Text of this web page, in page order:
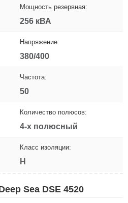
Мощность резервная:
256 кВА
Напряжение:
380/400
Частота:
50
Количество полюсов:
4-х полюсный
Класс изоляции:
H
Sea DSE 4520